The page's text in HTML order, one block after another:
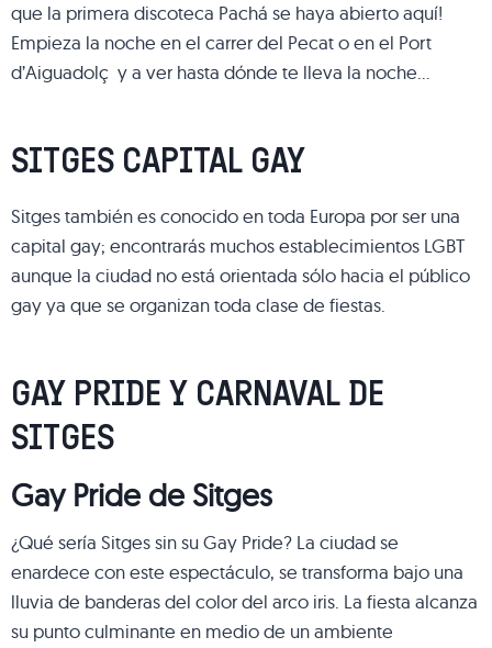
que la primera discoteca Pachá se haya abierto aquí!
Empieza la noche en el carrer del Pecat o en el Port
d’Aiguadolç y a ver hasta dónde te lleva la noche…
SITGES CAPITAL GAY
Sitges también es conocido en toda Europa por ser una
capital gay; encontrarás muchos establecimientos LGBT
aunque la ciudad no está orientada sólo hacia el público
gay ya que se organizan toda clase de fiestas.
GAY PRIDE Y CARNAVAL DE
SITGES
Gay Pride de Sitges
¿Qué sería Sitges sin su Gay Pride? La ciudad se
enardece con este espectáculo, se transforma bajo una
lluvia de banderas del color del arco iris. La fiesta alcanza
su punto culminante en medio de un ambiente